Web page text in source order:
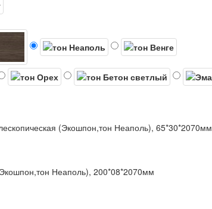
(Экошпон,тон Неаполь), 65*30*2070мм
Неаполь), 200*08*2070мм